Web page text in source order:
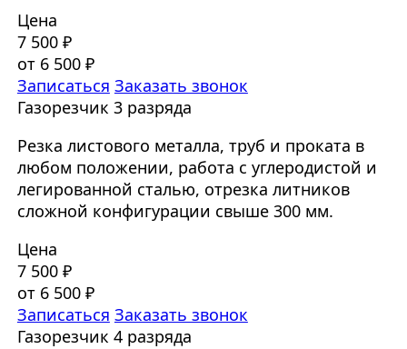
Цена
7 500 ₽
от 6 500 ₽
Записаться Заказать звонок
Газорезчик 3 разряда
Резка листового металла, труб и проката в
любом положении, работа с углеродистой и
легированной сталью, отрезка литников
сложной конфигурации свыше 300 мм.
Цена
7 500 ₽
от 6 500 ₽
Записаться Заказать звонок
Газорезчик 4 разряда